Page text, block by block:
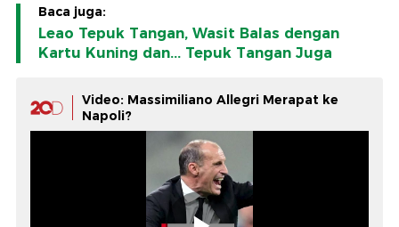
Baca juga:
Leao Tepuk Tangan, Wasit Balas dengan
Kartu Kuning dan... Tepuk Tangan Juga
Video: Massimiliano Allegri Merapat ke
Napoli?